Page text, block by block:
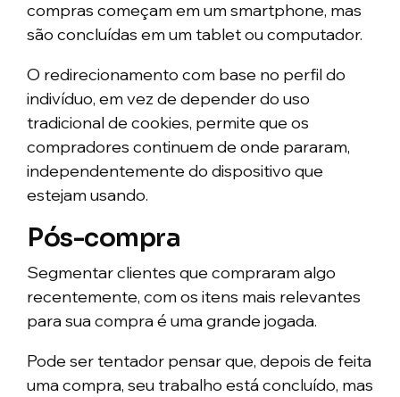
compras começam em um smartphone, mas
são concluídas em um tablet ou computador.
O redirecionamento com base no perfil do
indivíduo, em vez de depender do uso
tradicional de cookies, permite que os
compradores continuem de onde pararam,
independentemente do dispositivo que
estejam usando.
Pós-compra
Segmentar clientes que compraram algo
recentemente, com os itens mais relevantes
para sua compra é uma grande jogada.
Pode ser tentador pensar que, depois de feita
uma compra, seu trabalho está concluído, mas